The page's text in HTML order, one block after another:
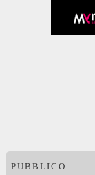
PUBBLICO